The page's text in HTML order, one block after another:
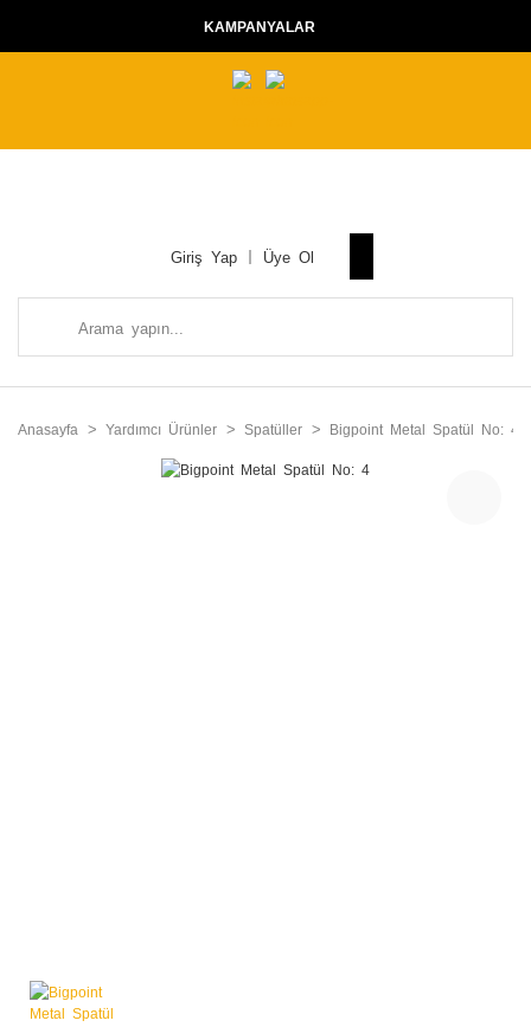
KAMPANYALAR
Giriş Yap Üye Ol
Anasayfa Yardımcı Ürünler Spatüller Bigpoint Metal Spatül No: 4